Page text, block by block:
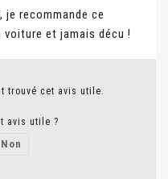
recommande ce
voiture et jamais décu !
trouvé cet avis utile.
avis utile ?
Non